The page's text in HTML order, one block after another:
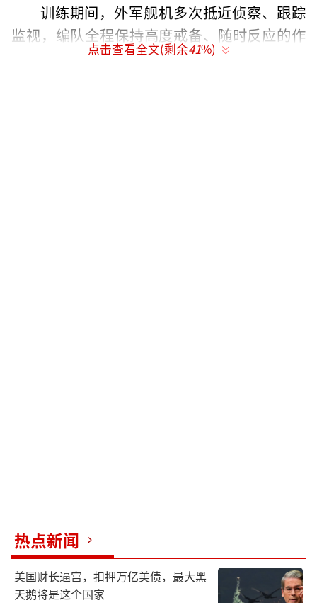
训练期间，外军舰机多次抵近侦察、跟踪
监视，编队全程保持高度戒备、随时反应的作
战状态，多次组织舰载机战斗起飞，专业稳妥
点击查看全文(剩余41%)
热点新闻
美国财长逼宫，扣押万亿美债，最大黑
天鹅将是这个国家